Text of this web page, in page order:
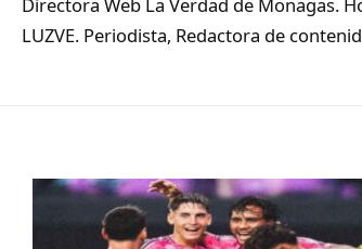
LUZVE. Periodista, Redactora de